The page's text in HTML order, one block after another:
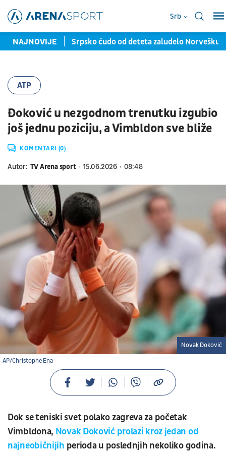
Srb
NAJNOVIJE
miliona evra Srpsko čudo od deteta zaludelo Norvešku:
ATP
Đoković u nezgodnom trenutku izgubio
još jednu poziciju, a Vimbldon sve bliže
KOMENTARI (0)
Autor: TV Arena sport 15.06.2026 08:48
AP/Christophe Ena
Novak Đoković
Dok se teniski svet polako zagreva za početak
Vimbldona, Novak Đoković prolazi kroz jedan od
najneobičnijih perioda u poslednjih nekoliko godina.